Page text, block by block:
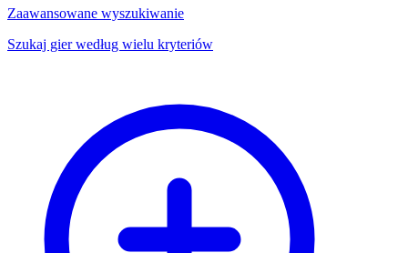
Zaawansowane wyszukiwanie
Szukaj gier według wielu kryteriów